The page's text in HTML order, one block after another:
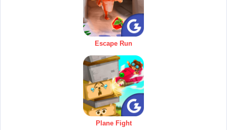
Escape Run
Plane Fight